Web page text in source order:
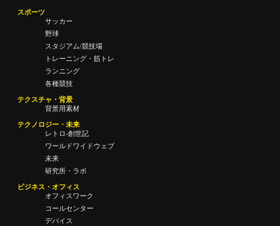
スポーツ
サッカー
野球
スタジアム/競技場
トレーニング・筋トレ
ランニング
各種競技
テクスチャ・背景
背景用素材
テクノロジー・未来
レトロ-創世記
ワールドワイドウェブ
未来
研究所・ラボ
ビジネス・オフィス
オフィスワーク
コールセンター
デバイス